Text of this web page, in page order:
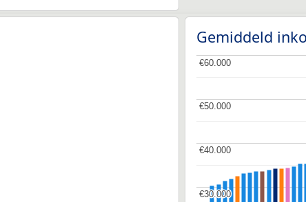
Gemiddeld
€30.000
€30.000
€40.000
€40.000
€50.000
€50.000
€60.000
€60.000